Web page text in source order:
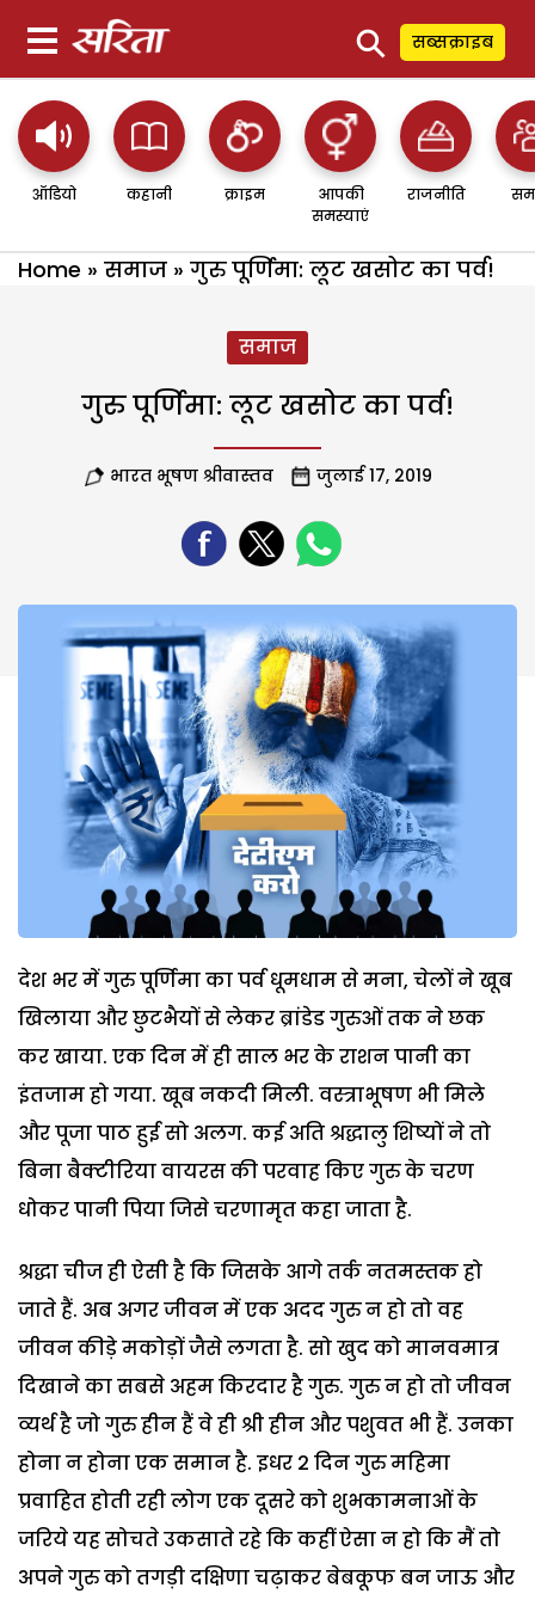
⚲ सब्सक्राइब
ऑडियो कहानी क्राइम
आपकी
समस्याएं
राजनीति
Home » समाज » गुरु पूर्णिमा: लूट खसोट का पर्व!
समाज
गुरु पूर्णिमा: लूट खसोट का पर्व!
भारत भूषण श्रीवास्तव जुलाई 17, 2019
देश भर में गुरु पूर्णिमा का पर्व धूमधाम से मना, चेलों ने खूब
खिलाया और छुटभैयों से लेकर ब्रांडेड गुरुओं तक ने छक
कर खाया. एक दिन में ही साल भर के राशन पानी का
इंतजाम हो गया. खूब नकदी मिली. वस्त्राभूषण भी मिले
और पूजा पाठ हुई सो अलग. कई अति श्रद्धालु शिष्यों ने तो
बिना बैक्टीरिया वायरस की परवाह किए गुरु के चरण
धोकर पानी पिया जिसे चरणामृत कहा जाता है.
श्रद्धा चीज ही ऐसी है कि जिसके आगे तर्क नतमस्तक हो
जाते हैं. अब अगर जीवन में एक अदद गुरु न हो तो वह
जीवन कीड़े मकोड़ों जैसे लगता है. सो खुद को मानवमात्र
दिखाने का सबसे अहम किरदार है गुरु. गुरु न हो तो जीवन
व्यर्थ है जो गुरु हीन हैं वे ही श्री हीन और पशुवत भी हैं. उनका
होना न होना एक समान है. इधर 2 दिन गुरु महिमा
प्रवाहित होती रही लोग एक दूसरे को शुभकामनाओं के
जरिये यह सोचते उकसाते रहे कि कहीं ऐसा न हो कि मैं तो
अपने गुरु को तगड़ी दक्षिणा चढ़ाकर बेबकूफ बन जाऊ और